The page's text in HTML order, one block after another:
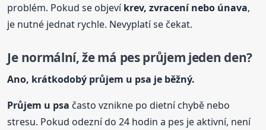
problém. Pokud se objevíkrev, zvracení nebo únava,
je nutné jednat rychle. Nevyplatí se čekat.
Je normální, že má pes průjem jeden den?
Ano, krátkodobý průjem u psa je běžný.
Průjem u psa často vznikne po dietní chybě nebo
stresu. Pokud odezní do 24 hodin a pes je aktivní, není